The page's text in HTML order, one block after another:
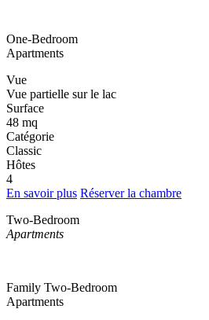
One-Bedroom
Apartments
Vue
Vue partielle sur le lac
Surface
48 mq
Catégorie
Classic
Hôtes
4
En savoir plus Réserver la chambre
Two-Bedroom
Apartments
Family Two-Bedroom
Apartments